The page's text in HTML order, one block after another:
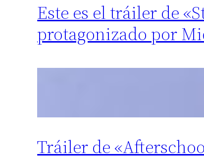
Este es el tráiler de
protagonizado por
Tráiler de